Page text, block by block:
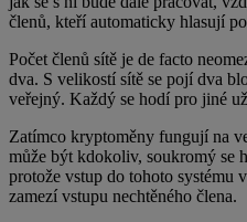
členů, kteří automaticky hlasují
Počet členů sítě je de facto
dva. S velikostí sítě se pojí dva
veřejný. Každý se hodí pro jiné
Zatímco kryptoměny fungují na
může být kdokoliv, soukromý se
protože vstup do tohoto systému
zamezí vstupu nechtěného člena.